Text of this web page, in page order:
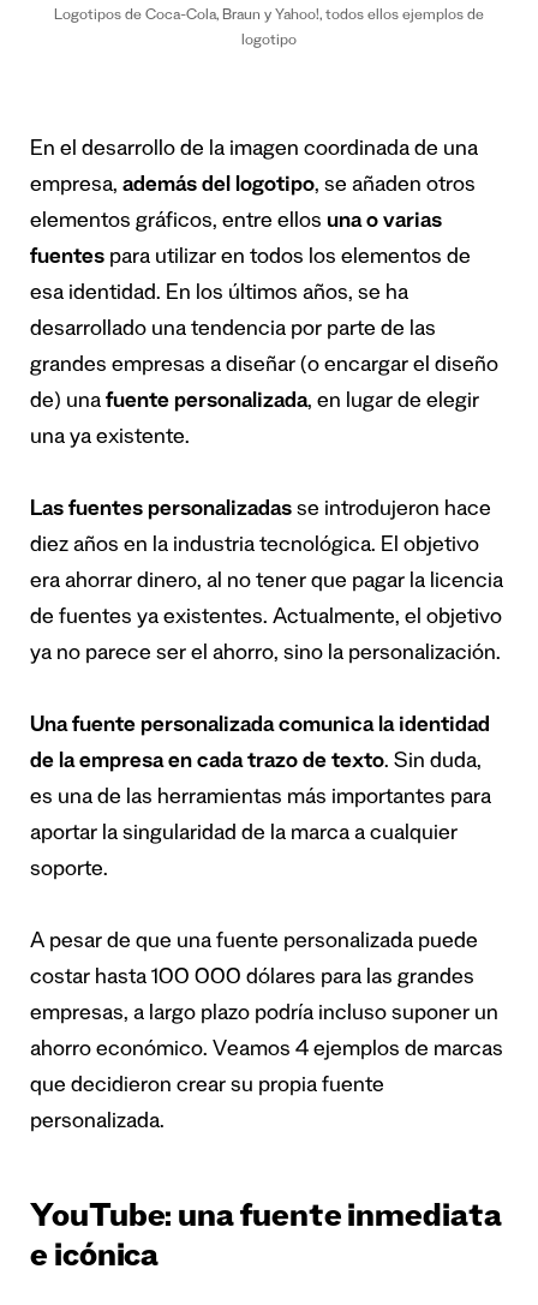
Logotipos de Coca-Cola, Braun y Yahoo!, todos ellos ejemplos de
logotipo
En el desarrollo de la imagen coordinada de una
empresa, además del logotipo, se añaden otros
elementos gráficos, entre ellos una o varias
fuentes para utilizar en todos los elementos de
esa identidad. En los últimos años, se ha
desarrollado una tendencia por parte de las
grandes empresas a diseñar (o encargar el diseño
de) una fuente personalizada, en lugar de elegir
una ya existente.
Las fuentes personalizadas se introdujeron hace
diez años en la industria tecnológica. El objetivo
era ahorrar dinero, al no tener que pagar la licencia
de fuentes ya existentes. Actualmente, el objetivo
ya no parece ser el ahorro, sino la personalización.
Una fuente personalizada comunica la identidad
de la empresa en cada trazo de texto. Sin duda,
es una de las herramientas más importantes para
aportar la singularidad de la marca a cualquier
soporte.
A pesar de que una fuente personalizada puede
costar hasta 100 000 dólares para las grandes
empresas, a largo plazo podría incluso suponer un
ahorro económico. Veamos 4 ejemplos de marcas
que decidieron crear su propia fuente
personalizada.
YouTube: una fuente inmediata
e icónica